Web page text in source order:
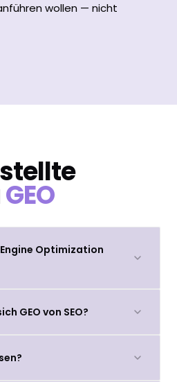
wollen — nicht
GEO
Optimization
GEO von SEO?